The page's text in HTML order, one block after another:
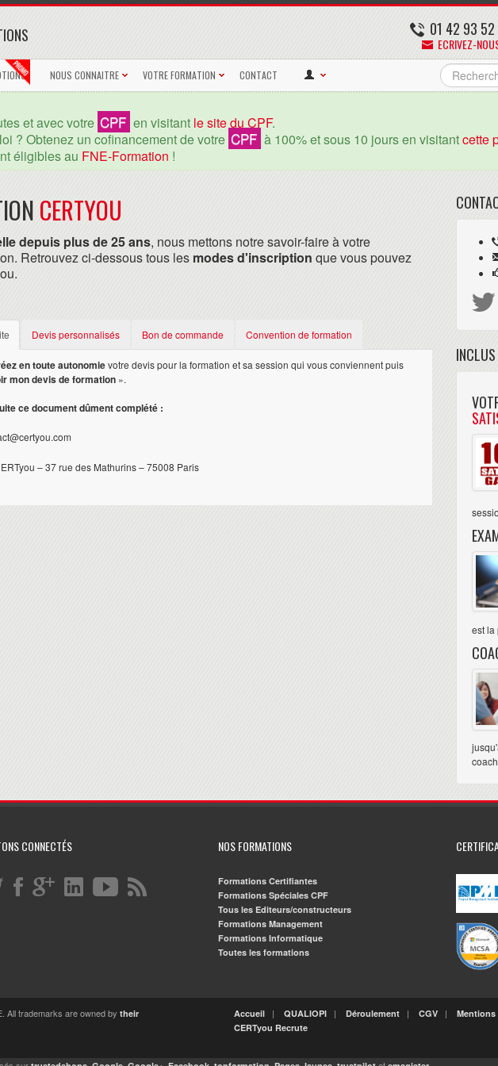
01 42 93 52
ECRIVEZ-
NOUS CONNAITRE VOTRE FORMATION CONTACT
et avec votre CPF en visitant le site du CPF.
? Obtenez un cofinancement de votre CPF à 100% et sous 10 jours en visitantcette
éligibles au FNE-Formation !
CERTYOU
depuis plus de 25 ans, nous mettons notre savoir-faire à votre
Retrouvez ci-dessous tous les modes d'inscription que vous pouvez
Devis personnalisés Bon de commande Convention de formation
en toute autonomievotre devis pour la formation et sa session qui vous conviennent puis
mon devis de formation ».
ce document dûment complété :
– 37 rue des Mathurins – 75008 Paris
INCLUS
est la
CONNECTÉS NOS FORMATIONS
Formations Certifiantes
Formations Spéciales CPF
Tous les Editeurs/constructeurs
Formations Management
Formations Informatique
Toutes les formations
All trademarks are owned by their
Accueil | QUALIOPI | Déroulement | CGV | Mentions
CERTyou Recrute